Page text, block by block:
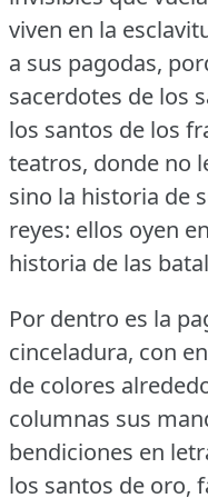
viven en la
a sus pagodas,
sacerdotes de los
los santos de los
teatros, donde no
sino la historia de
reyes: ellos oyen
historia de las
Por dentro es la
cinceladura, con
de colores
columnas sus
bendiciones en
los santos de oro,